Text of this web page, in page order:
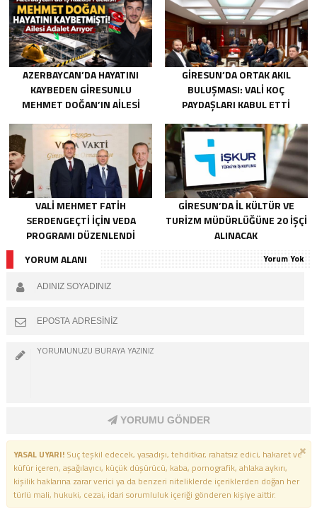
AZERBAYCAN’DA HAYATINI
KAYBEDEN GIRESUNLU
MEHMET DOĞAN’IN AILESI
GIRESUN’DA ORTAK AKIL
BULUŞMASI: VALI KOÇ
PAYDAŞLARI KABUL ETTI
VALI MEHMET FATIH
SERDENGEÇTI İÇIN VEDA
PROGRAMI DÜZENLENDI
GIRESUN’DA İL KÜLTÜR VE
TURIZM MÜDÜRLÜĞÜNE 20 İŞÇI
ALINACAK
YORUM ALANI
Yorum Yok
YORUMU GÖNDER
YASAL UYARI!Suç teşkil edecek, yasadışı, tehditkar, rahatsız edici, hakaret ve
küfür içeren, aşağılayıcı, küçük düşürücü, kaba, pornografik, ahlaka aykırı,
kişilik haklarına zarar verici ya da benzeri niteliklerde içeriklerden doğan her
türlü mali, hukuki, cezai, idari sorumluluk içeriği gönderen kişiye aittir.